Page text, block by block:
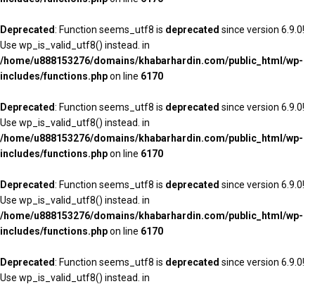
Deprecated: Function seems_utf8 is deprecated since version 6.9.0!
Use wp_is_valid_utf8() instead. in
/home/u888153276/domains/khabarhardin.com/public_html/wp-
includes/functions.phpon line 6170
Deprecated: Function seems_utf8 is deprecated since version 6.9.0!
Use wp_is_valid_utf8() instead. in
/home/u888153276/domains/khabarhardin.com/public_html/wp-
includes/functions.phpon line 6170
Deprecated: Function seems_utf8 is deprecated since version 6.9.0!
Use wp_is_valid_utf8() instead. in
/home/u888153276/domains/khabarhardin.com/public_html/wp-
includes/functions.phpon line 6170
Deprecated: Function seems_utf8 is deprecated since version 6.9.0!
Use wp_is_valid_utf8() instead. in